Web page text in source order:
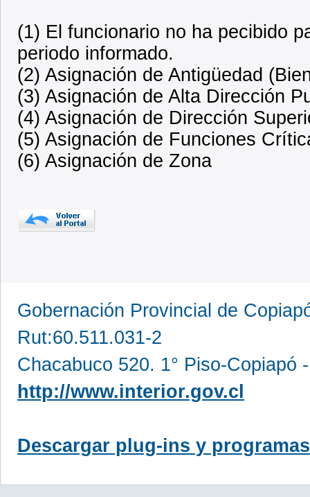
(1) El funcionario no ha pecibido
periodo informado.
(2) Asignación de Antigüedad
(3) Asignación de Alta Dirección
(4) Asignación de Dirección
(5) Asignación de Funciones
(6) Asignación de Zona
Gobernación Provincial de
Rut:60.511.031-2
Chacabuco 520. 1° Piso-Copiapó
http://www.interior.gov.cl
Descargar plug-ins y